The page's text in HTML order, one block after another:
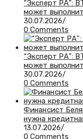
“Эксперт РА”:
может
30.07.2026/
0 Comments
“Эксперт РА”:
может
30.07.2026/
0 Comments
Финансист
нужна
13.07.2026/
0 Comments